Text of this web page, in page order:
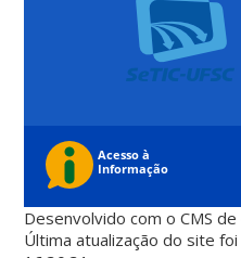
Desenvolvido com o CMS
Última atualização do site